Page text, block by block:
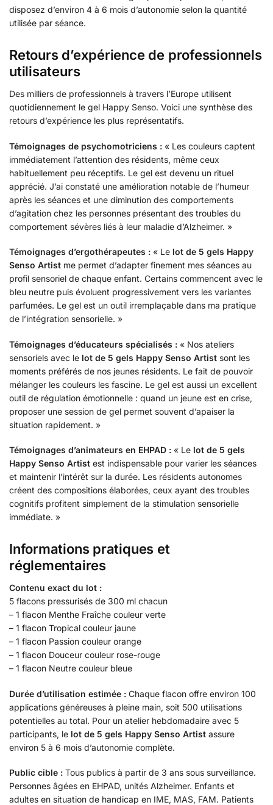
disposez d’environ 4 à 6 mois d’autonomie selon la quantité
utilisée par séance.
Retours d’expérience de professionnels
utilisateurs
Des milliers de professionnels à travers l’Europe utilisent
quotidiennement le gel Happy Senso. Voici une synthèse des
retours d’expérience les plus représentatifs.
Témoignages de psychomotriciens : « Les couleurs captent
immédiatement l’attention des résidents, même ceux
habituellement peu réceptifs. Le gel est devenu un rituel
apprécié. J’ai constaté une amélioration notable de l’humeur
après les séances et une diminution des comportements
d’agitation chez les personnes présentant des troubles du
comportement sévères liés à leur maladie d’Alzheimer. »
Témoignages d’ergothérapeutes : « Le lot de 5 gels Happy
Senso Artist me permet d’adapter finement mes séances au
profil sensoriel de chaque enfant. Certains commencent avec le
bleu neutre puis évoluent progressivement vers les variantes
parfumées. Le gel est un outil irremplaçable dans ma pratique
de l’intégration sensorielle. »
Témoignages d’éducateurs spécialisés : « Nos ateliers
sensoriels avec le lot de 5 gels Happy Senso Artist sont les
moments préférés de nos jeunes résidents. Le fait de pouvoir
mélanger les couleurs les fascine. Le gel est aussi un excellent
outil de régulation émotionnelle : quand un jeune est en crise,
proposer une session de gel permet souvent d’apaiser la
situation rapidement. »
Témoignages d’animateurs en EHPAD : « Le lot de 5 gels
Happy Senso Artist est indispensable pour varier les séances
et maintenir l’intérêt sur la durée. Les résidents autonomes
créent des compositions élaborées, ceux ayant des troubles
cognitifs profitent simplement de la stimulation sensorielle
immédiate. »
Informations pratiques et
réglementaires
Contenu exact du lot :
5 flacons pressurisés de 300 ml chacun
– 1 flacon Menthe Fraîche couleur verte
– 1 flacon Tropical couleur jaune
– 1 flacon Passion couleur orange
– 1 flacon Douceur couleur rose-rouge
– 1 flacon Neutre couleur bleue
Durée d’utilisation estimée : Chaque flacon offre environ 100
applications généreuses à pleine main, soit 500 utilisations
potentielles au total. Pour un atelier hebdomadaire avec 5
participants, le lot de 5 gels Happy Senso Artist assure
environ 5 à 6 mois d’autonomie complète.
Public cible : Tous publics à partir de 3 ans sous surveillance.
Personnes âgées en EHPAD, unités Alzheimer. Enfants et
adultes en situation de handicap en IME, MAS, FAM. Patients